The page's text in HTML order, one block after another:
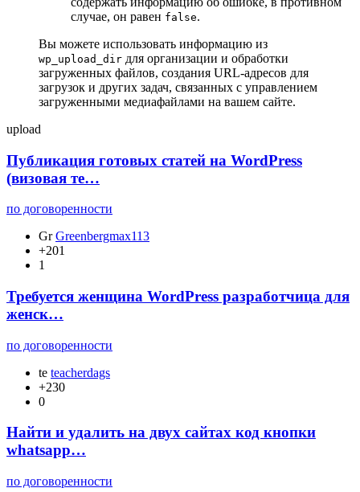
случае, он равен false.
Вы можете использовать информацию из
wp_upload_dir для организации и обработки
загруженных файлов, создания URL-адресов для
загрузок и других задач, связанных с управлением
загруженными медиафайлами на вашем сайте.
upload
Публикация готовых статей на WordPress
(визовая те…
по договоренности
Gr Greenbergmax113
+201
1
Требуется женщина WordPress разработчица для
женск…
по договоренности
te teacherdags
+230
0
Найти и удалить на двух сайтах код кнопки
whatsapp…
по договоренности